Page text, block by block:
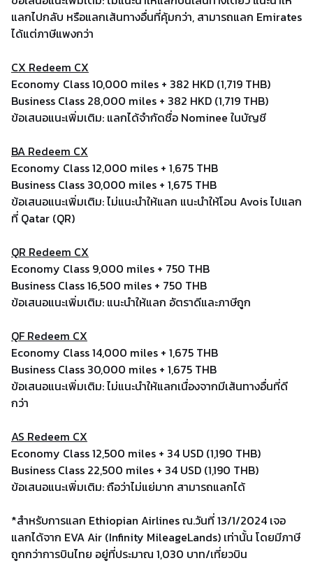
แลกไปกลับ หรือแลกเส้นทางอื่นที่คุ้มกว่า, สามารถแลก Emirates
ได้แต่ภาษีแพงกว่า
CX Redeem CX
Economy Class 10,000 miles + 382 HKD (1,719 THB)
Business Class 28,000 miles + 382 HKD (1,719 THB)
ข้อเสนอแนะเพิ่มเติม: แลกได้จำกัดชื่อ Nominee ในบัญชี
BA Redeem CX
Economy Class 12,000 miles + 1,675 THB
Business Class 30,000 miles + 1,675 THB
ข้อเสนอแนะเพิ่มเติม: ไม่แนะนำให้แลก แนะนำให้โอน Avois ไปแลก
ที่ Qatar (QR)
QR Redeem CX
Economy Class 9,000 miles + 750 THB
Business Class 16,500 miles + 750 THB
ข้อเสนอแนะเพิ่มเติม: แนะนำให้แลก อัตราดีและภาษีถูก
QF Redeem CX
Economy Class 14,000 miles + 1,675 THB
Business Class 30,000 miles + 1,675 THB
ข้อเสนอแนะเพิ่มเติม: ไม่แนะนำให้แลกเนื่องจากมีเส้นทางอื่นที่ดี
กว่า
AS Redeem CX
Economy Class 12,500 miles + 34 USD (1,190 THB)
Business Class 22,500 miles + 34 USD (1,190 THB)
ข้อเสนอแนะเพิ่มเติม: ถือว่าไม่แย่มาก สามารถแลกได้
*สำหรับการแลก Ethiopian Airlines ณ.วันที่ 13/1/2024 เจอ
แลกได้จาก EVA Air (Infinity MileageLands) เท่านั้น โดยมีภาษี
ถูกกว่าการบินไทย อยู่ที่ประมาณ 1,030 บาท/เที่ยวบิน